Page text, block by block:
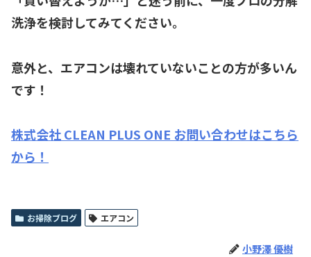
洗浄を検討してみてください。
意外と、エアコンは壊れていないことの方が多いん
です！
株式会社 CLEAN PLUS ONE お問い合わせはこちら
から！
お掃除ブログ エアコン
小野澤 優樹